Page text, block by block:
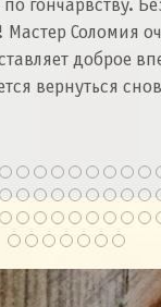
по гончарвству.
Мастер Соломия
доброе
вернуться